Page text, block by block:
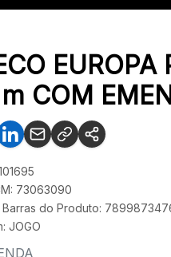
EUROPA
COM
73063090
do Produto:
JOGO